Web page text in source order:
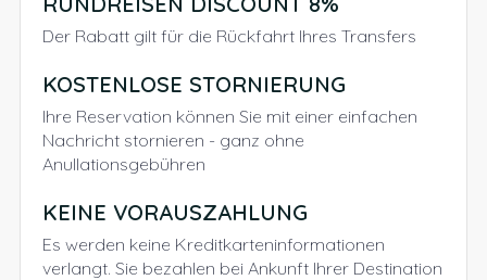
Der Rabatt gilt für die Rückfahrt Ihres Transfers
KOSTENLOSE STORNIERUNG
Ihre Reservation können Sie mit einer einfachen
Nachricht stornieren - ganz ohne
Anullationsgebühren
KEINE VORAUSZAHLUNG
Es werden keine Kreditkarteninformationen
verlangt. Sie bezahlen bei Ankunft Ihrer Destination